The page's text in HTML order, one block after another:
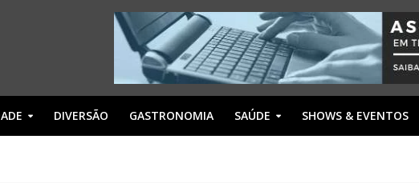
DIVERSÃO GASTRONOMIA SAÚDE SHOWS & EVENTOS